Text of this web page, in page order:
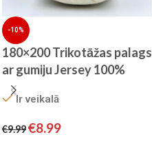
-10%
180×200 Trikotāžas palags
ar gumiju Jersey 100%
kokvilnas (šampanieša)
Ir veikalā
€9.99€8.99